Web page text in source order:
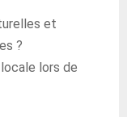
et
?
lors de